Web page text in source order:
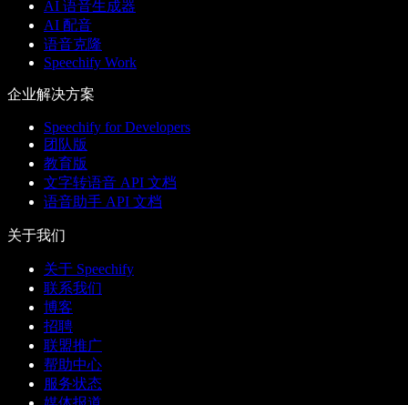
AI 语音生成器
AI 配音
语音克隆
Speechify Work
企业解决方案
Speechify for Developers
团队版
教育版
文字转语音 API 文档
语音助手 API 文档
关于我们
关于 Speechify
联系我们
博客
招聘
联盟推广
帮助中心
服务状态